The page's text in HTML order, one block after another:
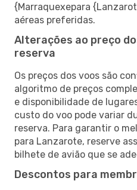
{Marraquexepara
aéreas preferidas.
Alterações ao preço
reserva
Os preços dos voos são
algoritmo de preços
e disponibilidade de
custo do voo pode variar
reserva. Para garantir o
para Lanzarote, reserve
bilhete de avião que se
Descontos para